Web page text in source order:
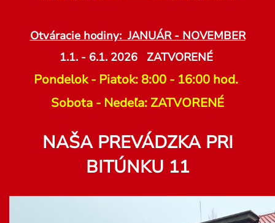
Otváracie hodiny: JANUÁR - NOVEMBER
1.1. - 6.1. 2026 ZATVORENÉ
Pondelok - Piatok: 8:00 - 16:00 hod.
Sobota - Nedeľa: ZATVORENÉ
NAŠA PREVÁDZKA PRI
BITÚNKU 11